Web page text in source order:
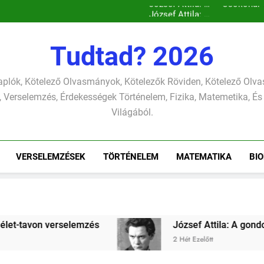
Csokonai Vitéz
Csokonai
Csokonai Vitéz
Csokonai
József
Tudtad? 2026
Kötelező Olvasmányok, Kötelezők Röviden, Kötelező
Verselemzés, Érdekességek Történelem, Fizika, Matemetika,
Világából.
VERSELEMZÉSEK TÖRTÉNELEM MATEMATIKA
József Attila: A gondolkodó szonettje